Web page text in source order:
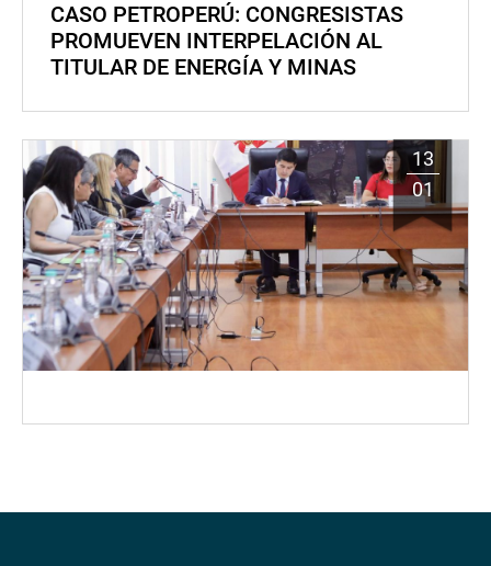
CASO PETROPERÚ: CONGRESISTAS
PROMUEVEN INTERPELACIÓN AL
TITULAR DE ENERGÍA Y MINAS
13
01